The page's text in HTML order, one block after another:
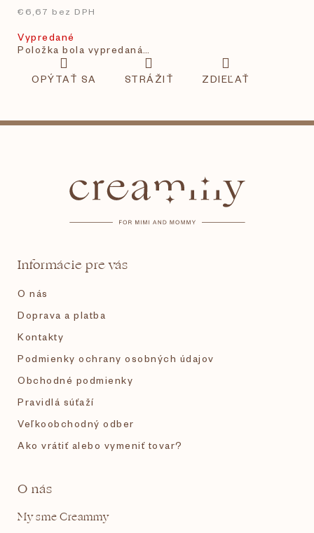
€6,67 bez DPH
Vypredané
Položka bola vypredaná…
OPÝTAŤ SA STRÁŽIŤ ZDIEĽAŤ
Informácie pre vás
O nás
Doprava a platba
Kontakty
Podmienky ochrany osobných údajov
Obchodné podmienky
Pravidlá súťaží
Veľkoobchodný odber
Ako vrátiť alebo vymeniť tovar?
O nás
My sme Creammy